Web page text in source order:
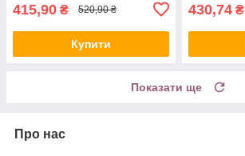
415,90 ₴ 520,90 ₴
Купити
430,74 ₴
Показати ще
Про нас